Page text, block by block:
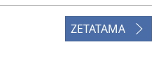
ZETATAMA